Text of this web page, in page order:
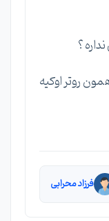
؟
روتر اوکیه
فرزاد محرابی